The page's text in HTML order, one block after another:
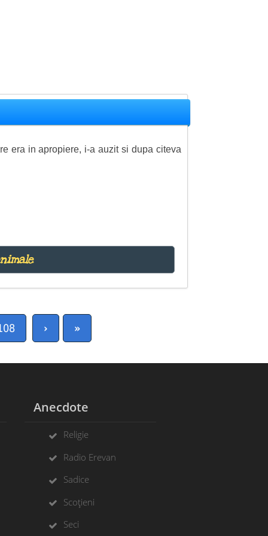
era in apropiere, i-a auzit si dupa citeva
› »
Anecdote
Religie
Radio Erevan
Sadice
Scoțieni
Seci